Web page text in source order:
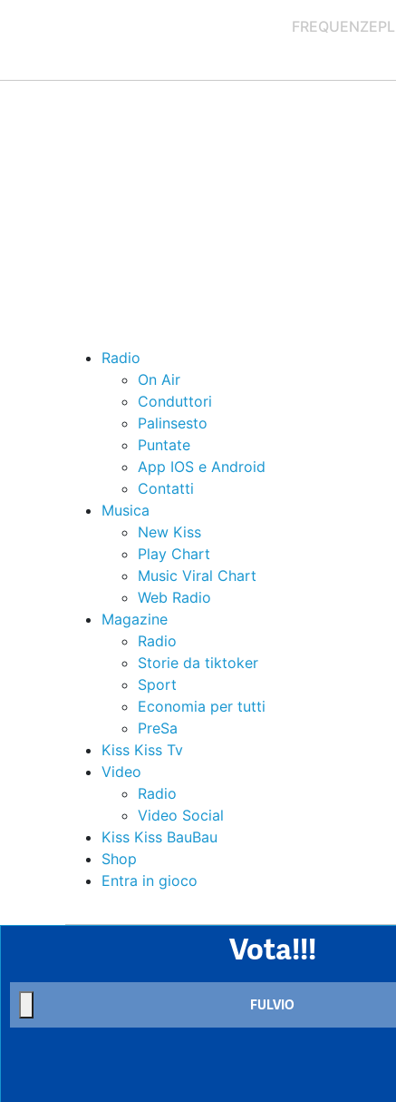
FREQUENZE
Radio
On Air
Conduttori
Palinsesto
Puntate
App IOS e Android
Contatti
Musica
New Kiss
Play Chart
Music Viral Chart
Web Radio
Magazine
Radio
Storie da tiktoker
Sport
Economia per tutti
PreSa
Kiss Kiss Tv
Video
Radio
Video Social
Kiss Kiss BauBau
Shop
Entra in gioco
Vota!!!
FULVIO